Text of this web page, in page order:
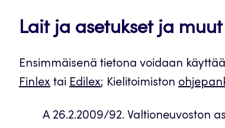
Lait ja asetukset ja
Ensimmäisenä tietona voidaan
Finlex tai Edilex; Kielitoimiston
A 26.2.2009/92. Valtioneuvoston